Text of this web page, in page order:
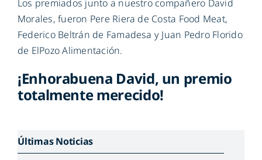
Los premiados junto a nuestro compañero David
Morales, fueron Pere Riera de Costa Food Meat,
Federico Beltrán de Famadesa y Juan Pedro Florido
de ElPozo Alimentación.
¡Enhorabuena David, un premio
totalmente merecido!
Últimas Noticias